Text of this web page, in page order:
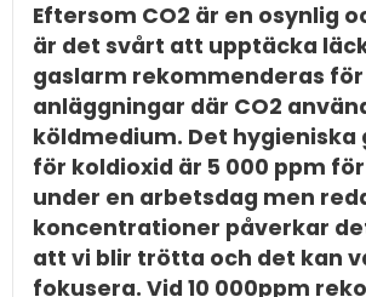
Eftersom CO2 är en osynlig
är det svårt att upptäcka
gaslarm rekommenderas
anläggningar där CO2
köldmedium. Det hygieniska
för koldioxid är 5 000 ppm
under en arbetsdag men
koncentrationer påverkar
att vi blir trötta och det kan
fokusera. Vid 10 000ppm